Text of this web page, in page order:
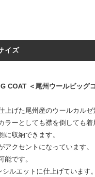
イズ
COAT ＜尾州ウールビッグ
げた尾州産のウールカルゼ
ーとしても襟を倒しても着
収納できます。
クセントになっています。
です。
ルエットに仕上げています。